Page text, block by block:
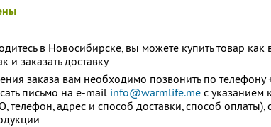
в Новосибирске, вы можете купить товар как
и заказать доставку
заказа вам необходимо позвонить по телефону
письмо на e-mail info@warmlife.me с указанием
адрес и способ доставки, способ оплаты),